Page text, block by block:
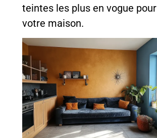
teintes les plus en vogue pour
votre maison.